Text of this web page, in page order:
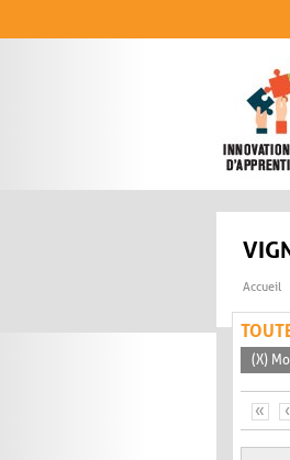
Accueil
(X)
« ‹